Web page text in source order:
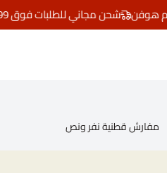
شحن مجاني للطلبات فوق 299 ريال مع كود خصم هوفن
مفارش قطنية نفر ونص